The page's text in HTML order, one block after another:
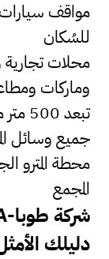
للسُكان
وماركات
تبعد 500 متر من ميدان اسنيورت
جميع وسائل
المجمع
شركة طوبا-
دليلك